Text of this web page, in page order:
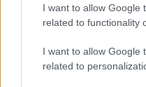
I want to allow Google
related to functionality
I want to allow Google
related to
Σημειώστε ότι
δύσκολα βρίσκουμε στις
μοναδική Bentley